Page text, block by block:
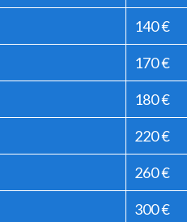
140 €
170 €
180 €
220 €
260 €
300 €